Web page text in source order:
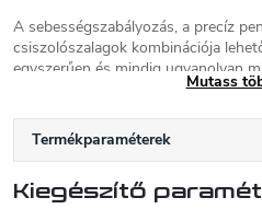
A sebességszabályozás, a precíz
csiszolószalagok kombinációja
egyszerűen és mindig ugyanolyan
a leggyorsabb és legegyszerűbb
Work Sharp
A Work Sharp egy kés- és
Mutass
Termékparaméterek
Kiegészítő